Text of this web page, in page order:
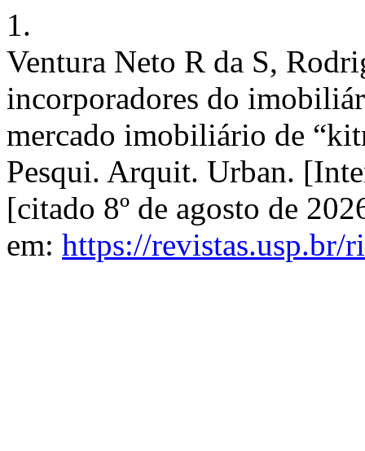
1.
Ventura Neto R da S,
incorporadores do
mercado imobiliário de
Pesqui. Arquit. Urban.
[citado 8º de agosto de
em: https://revistas.usp.br/